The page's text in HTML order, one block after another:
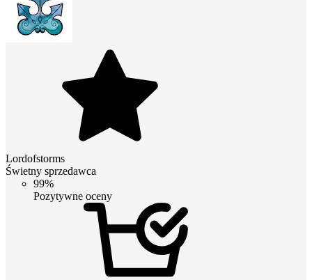
Lordofstorms
Świetny sprzedawca
99%
Pozytywne oceny